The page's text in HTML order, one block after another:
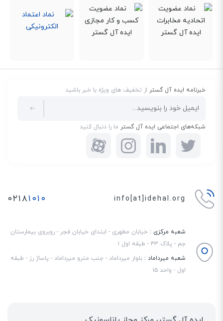
خبرنامه ایده آل گستراز تخفیف های ویژه با خبر باشید
شبکه‌های اجتماعی ایده آل گسترما را دنبال کنید
info[at]idehal.org ۰۲۱۸۱۰۱۰
شعبه مرکزی : خیابان مطهری - ابتدای خیابان فجر - روبروی بیمارستان
جم - پلاک ۴۳ - طبقه اول ۱
شعبه میرداماد : بلوار میرداماد - جنب مترو میرداماد - پاساژ رز - طبقه
اول - واحد ۱۵